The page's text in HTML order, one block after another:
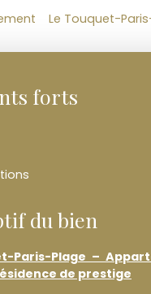
Le Touquet-
forts
du bien
Paris-Plage –
de prestige